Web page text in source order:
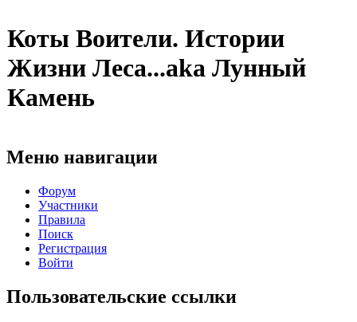
Коты Воители. Истории
Жизни Леса...aka Лунный
Камень
Меню навигации
Форум
Участники
Правила
Поиск
Регистрация
Войти
Пользовательские ссылки